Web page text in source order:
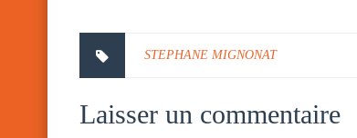
STEPHANE MIGNONAT
Laisser un commentaire